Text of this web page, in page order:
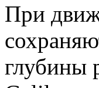
При
глубины